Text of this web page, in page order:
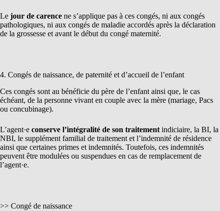
Le jour de carence ne s’applique pas à ces congés, ni aux congés
pathologiques, ni aux congés de maladie accordés après la déclaration
de la grossesse et avant le début du congé maternité.
4. Congés de naissance, de paternité et d’accueil de l’enfant
Ces congés sont au bénéficie du père de l’enfant ainsi que, le cas
échéant, de la personne vivant en couple avec la mère (mariage, Pacs
ou concubinage).
L’agent·e conserve l’intégralité de son traitement indiciaire, la BI, la
NBI, le supplément familial de traitement et l’indemnité de résidence
ainsi que certaines primes et indemnités. Toutefois, ces indemnités
peuvent être modulées ou suspendues en cas de remplacement de
l’agent·e.
>> Congé de naissance